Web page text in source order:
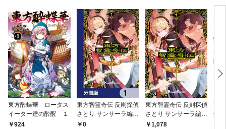
東方酔蝶華 ロータス
イーター達の酔醒 １
924
東方智霊奇伝 反則探偵
さとり サンサーラ編
【分冊版】 1
0
東方智霊奇伝 反則探偵
さとり サンサーラ編
１1,078
東